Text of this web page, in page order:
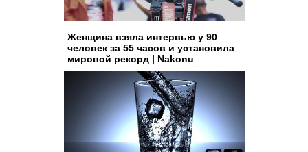
Женщина взяла интервью у 90
человек за 55 часов и установила
мировой рекорд | Nakonu